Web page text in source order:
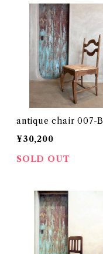
antique chair 007-B
¥30,200
SOLD OUT